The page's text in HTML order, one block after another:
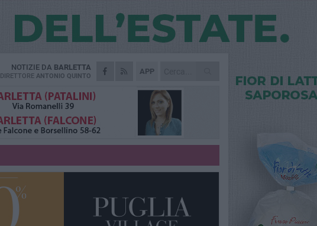
APP
NOTIZIE DA BARLETTA
DIRETTORE ANTONIO QUINTO